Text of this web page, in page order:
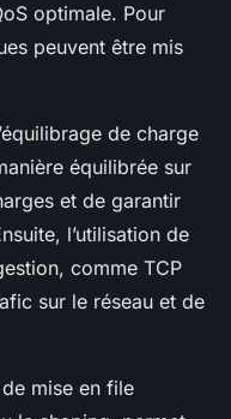
optimale. Pour
peuvent être mis
de charge
équilibrée sur
et de garantir
l’utilisation de
comme TCP
sur le réseau et de
mise en file